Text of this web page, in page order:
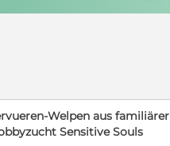
Welpen aus familiärer
Sensitive Souls